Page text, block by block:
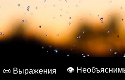
📜 Выражения 👁️